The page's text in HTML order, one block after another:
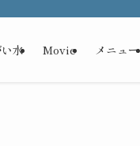
水 Movie メニュー